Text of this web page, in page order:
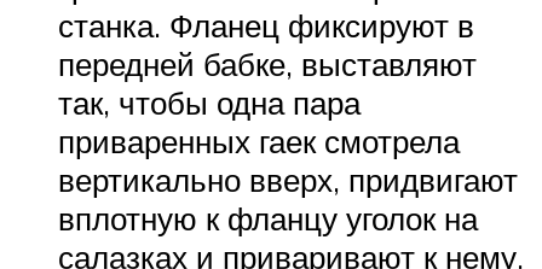
станка. Фланец фиксируют в
передней бабке, выставляют
так, чтобы одна пара
приваренных гаек смотрела
вертикально вверх, придвигают
вплотную к фланцу уголок на
салазках и приваривают к нему.